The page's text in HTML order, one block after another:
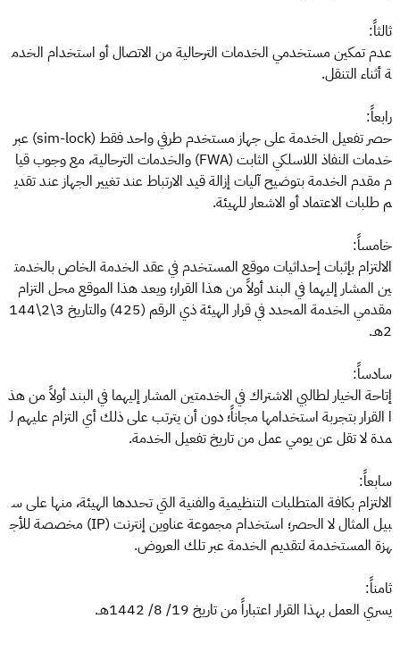
ثالثاً:
عدم تمكين مستخدمي الخدمات الترحالية من الاتصال أو استخدام الخدم
ة أثناء التنقل.
رابعاً:
حصر تفعيل الخدمة على جهاز مستخدم طرفي واحد فقط (sim-lock) عبر
خدمات النفاذ اللاسلكي الثابت (FWA) والخدمات الترحالية، مع وجوب قيا
م مقدم الخدمة بتوضيح آليات إزالة قيد الارتباط عند تغيير الجهاز عند تقدي
م طلبات الاعتماد أو الاشعار للهيئة.
خامساً:
الالتزام بإثبات إحداثيات موقع المستخدم في عقد الخدمة الخاص بالخدمت
ين المشار إليهما في البند أولاً من هذا القرار؛ ويعد هذا الموقع محل التزام
مقدمي الخدمة المحدد في قرار الهيئة ذي الرقم (425) والتاريخ 3\2\144
2هـ.
سادساً:​
إتاحة الخيار لطالبي الاشتراك في الخدمتين المشار إليهما في البند أولاً من هذ
ا القرار بتجربة استخدامها مجاناً؛ دون أن يترتب على ذلك أي التزام عليهم ل
مدة لا تقل عن يومي عمل من تاريخ تفعيل الخدمة.
سابعاً:
الالتزام بكافة المتطلبات التنظيمية والفنية التي تحددها الهيئة، منها على س
بيل المثال لا الحصر؛ استخدام مجموعة عناوين إنترنت (IP) مخصصة للأج
هزة المستخدمة لتقديم الخدمة عبر تلك العروض.
ثامناً:
يسري العمل بهذا القرار اعتباراً من تاريخ 19/ 8/ 1442هـ.